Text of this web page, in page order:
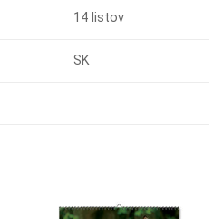
14 listov
SK